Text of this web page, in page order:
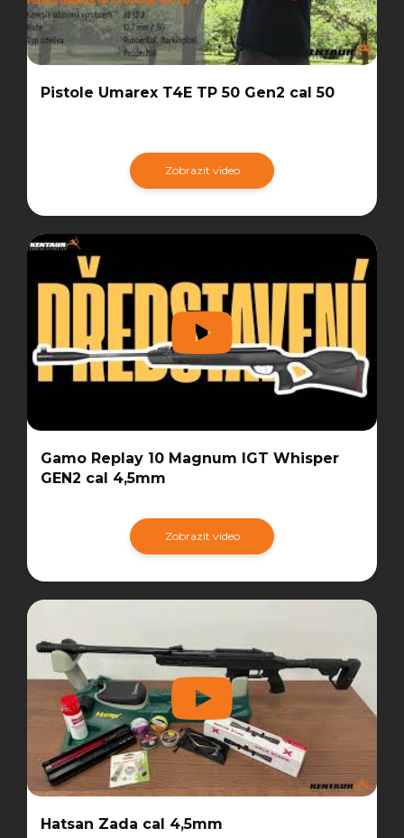
Pistole Umarex T4E TP 50 Gen2 cal 50
Zobrazit video
Gamo Replay 10 Magnum IGT Whisper
GEN2 cal 4,5mm
Zobrazit video
Hatsan Zada cal 4,5mm